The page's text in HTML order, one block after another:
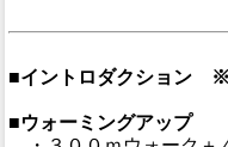
■イントロダクション
■ウォーミングアップ